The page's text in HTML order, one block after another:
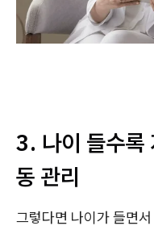
3. 나이 들수록
동 관리
그렇다면 나이가 들면